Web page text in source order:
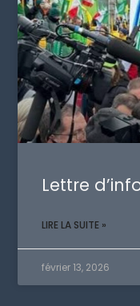
Lettre
LIRE LA SUITE »
février 13, 2026